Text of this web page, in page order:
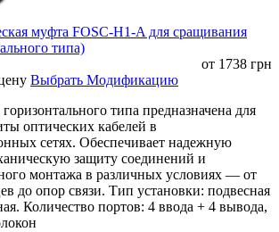
Герметичность:
кольцевой элемент,
отличную герметичность и
Это делает бокс устойчивым к ударам
тремя кабельными вводами и
что значительно упрощает
Внутренние устройства
кабеля обеспечивают
крепление.
Дизайн для Хранения и Сварки:
сплайс-трей имеет книжную
что предоставляет достаточно места
муфта FOSC-H1-A для сращивания
типа)
от 1738 грн
Выбрать Модификацию
типа предназначена для
оптических кабелей в
сетях. Обеспечивает надежную
защиту соединений и
монтажа в различных условиях — от
до опор связи. Тип установки: подвесная
Количество портов: 4 ввода + 4 вывода,